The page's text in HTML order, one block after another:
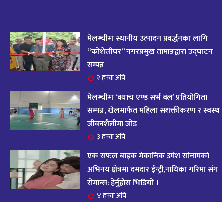
१४ आज २०८२ साल भदौ १६ गते सोमबारको राशिफल
११ महिना अघि
१५
आजको राशिफल : २०८२ भदौ १२ गते बिहीवार, २८
अगस्ट २०२५
११ महिना अघि
१६ आजको राशिफल – २०८२ साल भाद्र १० गते, मंगलबार
१७ आजको राशिफल – २०८२ साल भाद्र १० गते, मंगलबार
११ महिना अघि
मेलम्चीमा स्थानीय उत्पादन प्रवर्द्धनका लागि
“कोशेलीघर” नगरप्रमुख तामाङद्वारा उद्घाटन
सम्पन्न
२ हफ्ता अघि
मेलम्चीमा ‘क्याच एण्ड सर्भ बल’ प्रतियोगिता
सम्पन्न, खेलमार्फत महिला सशक्तीकरण र स्वस्थ
जीवनशैलीमा जोड
३ हफ्ता अघि
एक सफल बाइक मेकानिक उमेश सोनामको
अभिनय क्षेत्रमा दमदार ईन्ट्री,नायिका गरिमा संग
रोमान्स: हेर्नुहोस भिडियो ।
४ हफ्ता अघि